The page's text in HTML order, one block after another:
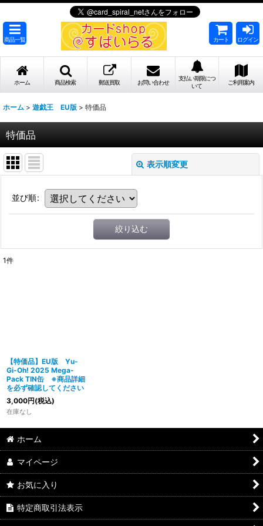
商品一覧 カート ログイン
ホーム 商品検索 郵送買取 お問い合わせ
支払い期限につ
いて
ご利用案内
ホーム > 遊戯王 EU版 > 特価品
特価品
表示順変更
並び順:
絞り込む
1件
【特価品】EU版 Yu-
Gi-Oh! 2025 Mega-
Pack TIN缶 ※商品詳細
を必ず確認してください
3,000円(税込)
在庫なし
ホーム
マイページ
お気に入り
特定商取引法表示